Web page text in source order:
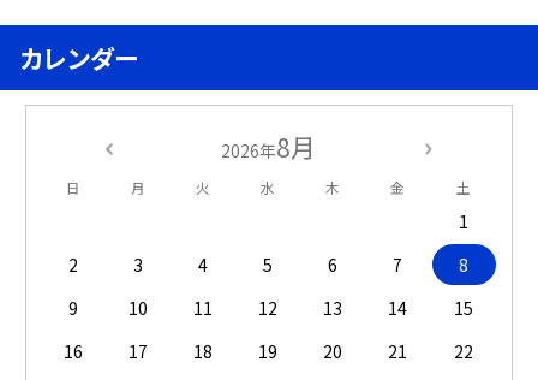
カレンダー
2026年8月
日 月 火 水 木 金 土
1
2
3 4 5 6 7
8
9
10 11 12 13 14
15
16
17 18 19 20 21
22